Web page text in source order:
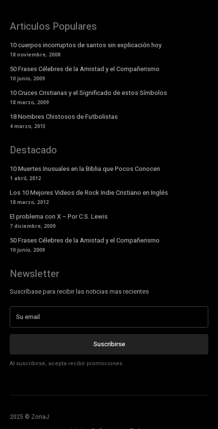
Articulos Populares
10 cuerpos incorruptos de santos sin explicación hoy
18 noviembre, 2008
50 Frases Célebres de la Amistad y el Compañerismo
10 junio, 2009
10 Cruces Cristianas y el Significado de estos Símbolos
18 marzo, 2009
18 Nombres Chistosos de Futbolistas
4 marzo, 2013
Destacado
10 Muertes Inusuales en la Biblia que Pocos Conocen
1 abril, 2012
Los 10 Mejores Videos de Rock Indie Cristiano en Inglés
18 marzo, 2012
El problema con X – Por C.S. Lewis
7 diciembre, 2009
50 Frases Célebres de la Amistad y el Compañerismo
10 junio, 2009
Newsletter
Suscríbase para recibir las noticias mas recientes
Suscribirse
Al suscribirse, acepta recibir promociones.
2025 © ZonaJ